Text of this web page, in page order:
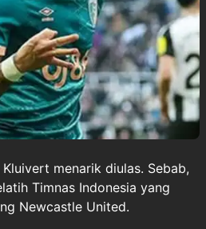
menarik diulas. Sebab,
Timnas Indonesia yang
Newcastle United.